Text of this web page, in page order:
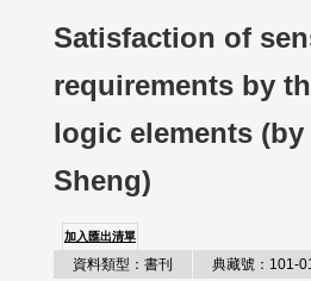
Satisfaction of
requirements by
logic elements (by
Sheng)
加入匯出清單
資料類型：書刊 典藏號：101-